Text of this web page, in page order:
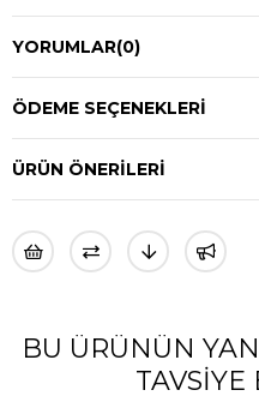
YORUMLAR(0)
ÖDEME SEÇENEKLERI
ÜRÜN ÖNERILERI
BU ÜRÜNÜN
TAVSIYE